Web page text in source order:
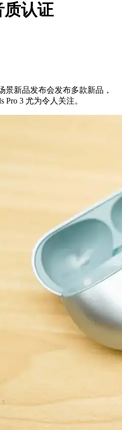
质认证
景新品发布会发布多款新品，
Pro 3 尤为令人关注。